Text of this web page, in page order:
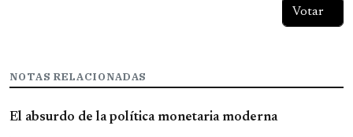
NOTAS RELACIONADAS
El absurdo de la política monetaria moderna